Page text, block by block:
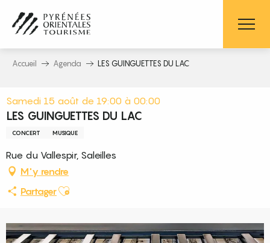
contenu
principal
Accueil Agenda LES GUINGUETTES DU LAC
Samedi 15 août de 19:00 à 00:00
LES GUINGUETTES DU LAC
CONCERT MUSIQUE
Rue du Vallespir, Saleilles
M'y rendre
PartagerAjouter aux favoris